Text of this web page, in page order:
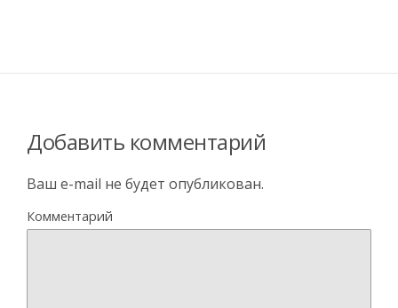
Добавить комментарий
Ваш e-mail не будет опубликован.
Комментарий